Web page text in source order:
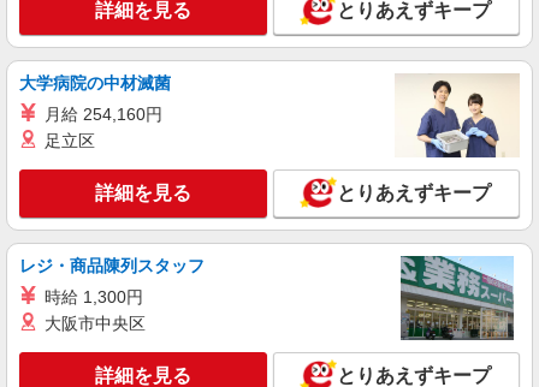
キープ 詳細を見る
派遣社員
株式会社kotrio /●TK-H-2099877
群馬総社駅＊幅広い世代が活動中！サ高住のサ
時給1500円〜2150円 ＜日払い有/週払い有/交
通費全支給(ガソリン代含む)＞
高崎市
キープ 詳細を見る
日研トータルソーシング株式会社 メディカルケア事業部/高崎オフィ
詳細を見る とりあえずキープ
大学病院の中材滅菌
月給 254,160円
足立区
詳細を見る とりあえずキープ
レジ・商品陳列スタッフ
時給 1,300円
大阪市中央区
詳細を見る とりあえずキープ